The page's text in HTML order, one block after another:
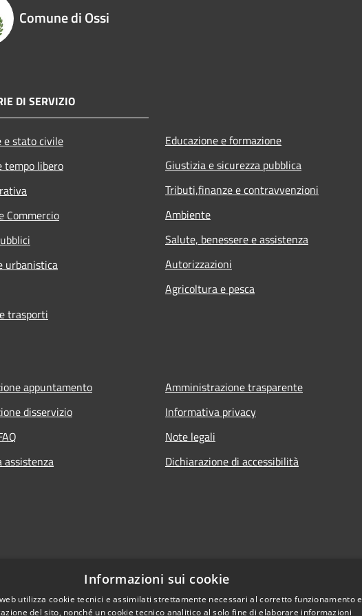
Comune di Ossi
DI SERVIZIO
e stato civile
tempo libero
Commercio
urbanistica
trasporti
Educazione e formazione
Giustizia e sicurezza pubblica
Tributi,finanze e contravvenzioni
Ambiente
Salute, benessere e assistenza
Autorizzazioni
Agricoltura e pesca
appuntamento
disservizio
assistenza
Amministrazione trasparente
Informativa privacy
Note legali
Dichiarazione di accessibilità
Informazioni sui cookie
utilizza cookie tecnici e assimilati strettamente necessari al corretto funzionamento e
del sito, nonché un cookie tecnico analitico al solo fine di elaborare informazioni